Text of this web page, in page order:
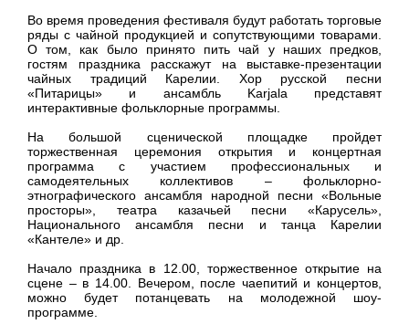
Во время проведения фестиваля будут работать торговые
ряды с чайной продукцией и сопутствующими товарами.
О том, как было принято пить чай у наших предков,
гостям праздника расскажут на выставке-презентации
чайных традиций Карелии. Хор русской песни
«Питарицы» и ансамбль Karjala представят
интерактивные фольклорные программы.
На большой сценической площадке пройдет
торжественная церемония открытия и концертная
программа с участием профессиональных и
самодеятельных коллективов – фольклорно-
этнографического ансамбля народной песни «Вольные
просторы», театра казачьей песни «Карусель»,
Национального ансамбля песни и танца Карелии
«Кантеле» и др.
Начало праздника в 12.00, торжественное открытие на
сцене – в 14.00. Вечером, после чаепитий и концертов,
можно будет потанцевать на молодежной шоу-
программе.